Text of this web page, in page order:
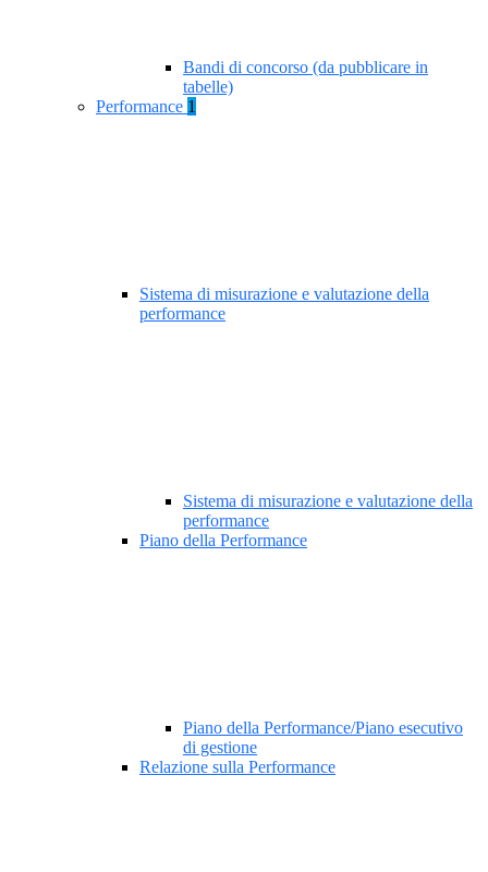
Bandi di concorso (da pubblicare in
tabelle)
Performance 1
Sistema di misurazione e valutazione della
performance
Sistema di misurazione e valutazione della
performance
Piano della Performance
Piano della Performance/Piano esecutivo
di gestione
Relazione sulla Performance